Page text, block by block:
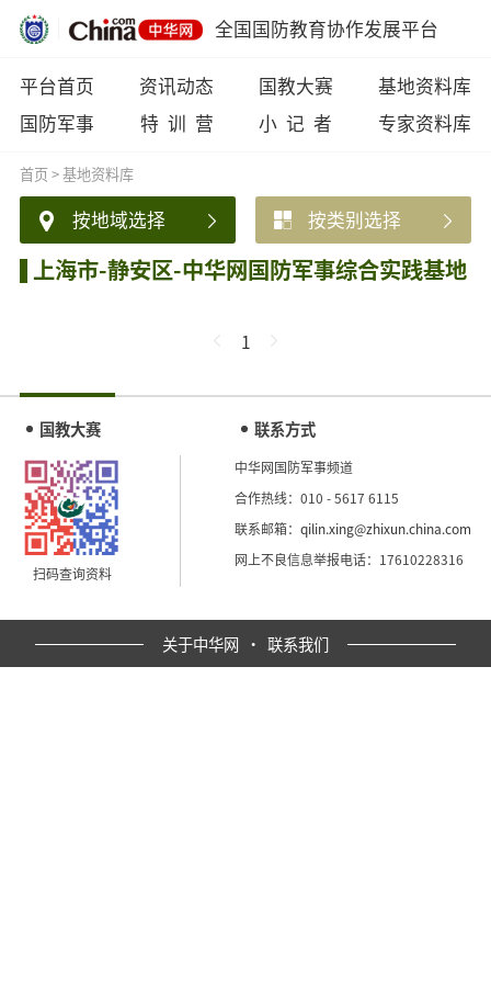
全国国防教育协作发展平台
平台首页 资讯动态 国教大赛
基地资料库
国防军事
特 训 营 小 记 者 专家资料库
首页>基地资料库
按地域选择 按类别选择
上海市-静安区-中华网国防军事综合实践基地
1
国教大赛
扫码查询资料
联系方式
中华网国防军事频道
合作热线：010 - 5617 6115
联系邮箱：qilin.xing@zhixun.china.com
网上不良信息举报电话：17610228316
关于中华网 · 联系我们